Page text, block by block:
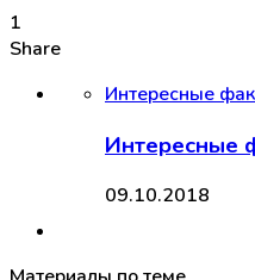
1
Share
Интересные
Интересные
09.10.2018